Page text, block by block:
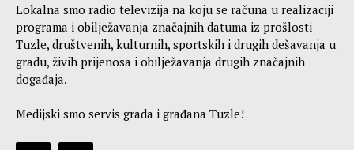
Lokalna smo radio televizija na koju se računa u realizaciji
programa i obilježavanja značajnih datuma iz prošlosti
Tuzle, društvenih, kulturnih, sportskih i drugih dešavanja u
gradu, živih prijenosa i obilježavanja drugih značajnih
događaja.
Medijski smo servis grada i građana Tuzle!